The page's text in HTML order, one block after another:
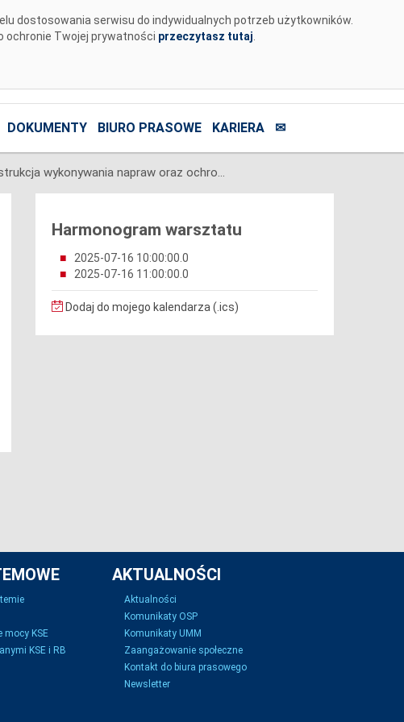
dostosowania serwisu do indywidualnych potrzeb użytkowników.
ochronie Twojej prywatności przeczytasz tutaj
DOKUMENTY BIURO PRASOWE KARIERA ✉
Instrukcja wykonywania napraw oraz ochrony powierzchniowej fundamentów konstrukcji wsporczych elektroenergetycznych linii najwyższych napięć
Harmonogram warsztatu
2025-07-16 10:00:00.0
2025-07-16 11:00:00.0
Dodaj do mojego kalendarza (.ics)
mocy KSE
KSE i RB
AKTUALNOŚCI
Aktualności
Komunikaty OSP
Komunikaty UMM
Zaangażowanie społeczne
Kontakt do biura prasowego
Newsletter